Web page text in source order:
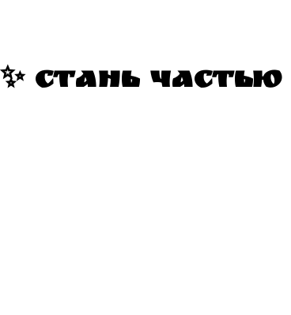
✨ СТАНЬ